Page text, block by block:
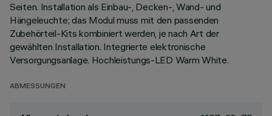
Seiten. Installation als Einbau-, Decken-, Wand- und
Hängeleuchte; das Modul muss mit den passenden
Zubehörteil-Kits kombiniert werden, je nach Art der
gewählten Installation. Integrierte elektronische
Versorgungsanlage. Hochleistungs-LED Warm White.
ABMESSUNGEN